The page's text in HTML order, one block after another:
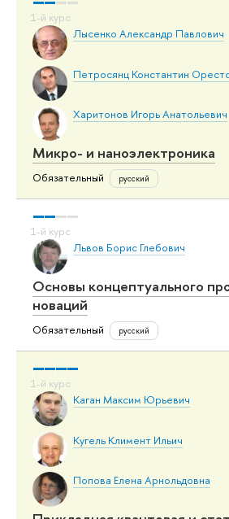
Лысенко Александр Павлович
Петросянц Константин
Харитонов Игорь Анатольевич
Микро- и наноэлектроника
Обязательный русский
Львов Борис Глебович
Основы концептуального
новаций
Обязательный русский
Каган Максим Юрьевич
Кугель Климент Ильич
Попова Елена Арнольдовна